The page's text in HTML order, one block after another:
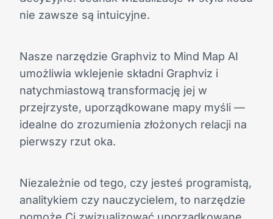
nie zawsze są intuicyjne.
Nasze narzędzie Graphviz to Mind Map AI
umożliwia wklejenie składni Graphviz i
natychmiastową transformację jej w
przejrzyste, uporządkowane mapy myśli —
idealne do zrozumienia złożonych relacji na
pierwszy rzut oka.
Niezależnie od tego, czy jesteś programistą,
analitykiem czy nauczycielem, to narzędzie